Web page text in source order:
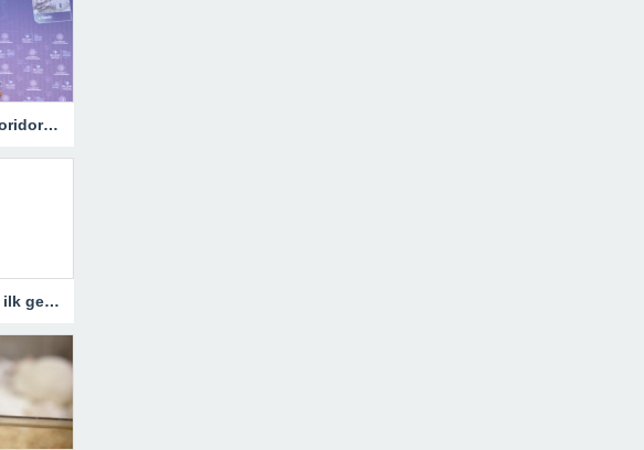
Mega Teknoloji Koridoru İzmir’den açıldı… Bakanlardan mesaj seli!
Türkiye üretti! Bir ilk gerçekleşti